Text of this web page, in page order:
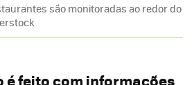
são monitoradas ao redor do
feito com informações